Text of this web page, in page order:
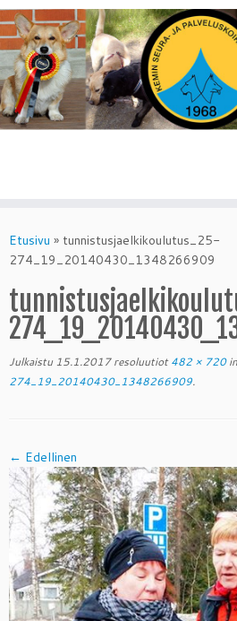
to
content
Etusivu » tunnistusjaelkikoulutus_25-
274_19_20140430_1348266909
Julkaistu 15.1.2017resoluutiot482 × 720in
274_19_20140430_1348266909.
← Edellinen